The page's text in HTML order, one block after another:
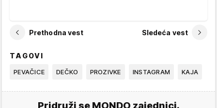
Prethodna vest Sledeća vest
TAGOVI
PEVAČICE DEČKO PROZIVKE INSTAGRAM KAJA
Pridruži se MONDO zajednici.